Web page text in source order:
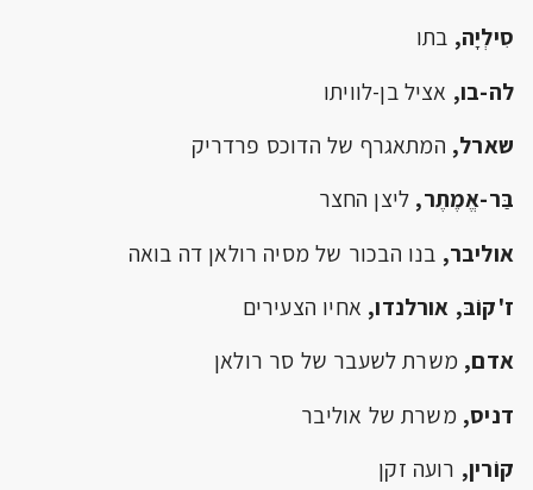
סִילְיָה, בתו
לה-בו, אציל בן-לוויתו
שארל, המתאגרף של הדוכס פרדריק
בַּר-אֱמֶתֶר, ליצן החצר
אוליבר, בנו הבכור של מסיה רולאן דה בואה
ז'קוֹבּ, אורלנדו, אחיו הצעירים
אדם, משרת לשעבר של סר רולאן
דניס,משרת של אוליבר
קוֹרין, רועה זקן